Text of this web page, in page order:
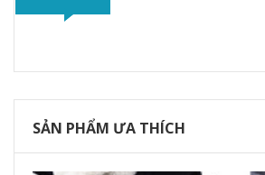
SẢN PHẨM ƯA THÍCH